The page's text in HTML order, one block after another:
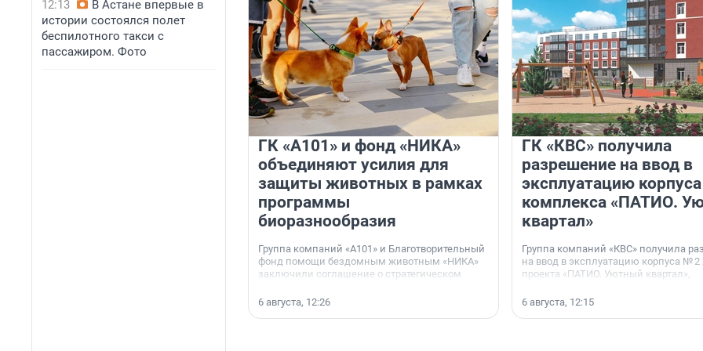
12:13
В Астане впервые в
истории состоялся полет
беспилотного такси с
пассажиром. Фото
ГК «А101» и фонд «НИКА»
объединяют усилия для
защиты животных в рамках
программы
биоразнообразия
Группа компаний «А101» и Благотворительный
фонд помощи бездомным животным «НИКА»
заключили соглашение о стратегическом
6 августа, 12:26
ГК «КВС» получила
разрешение на ввод в
эксплуатацию
комплекса «ПАТИО.
квартал»
Группа компаний «КВС» получила
на ввод в эксплуатацию корпуса № 2
проекта «ПАТИО. Уютный квартал»,
Ленинградской области.
6 августа, 12:15